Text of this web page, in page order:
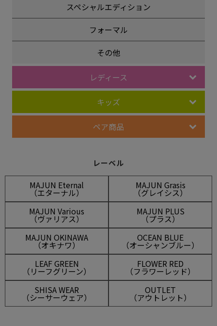
スペシャルエディション
フォーマル
その他
レディース
キッズ
ペア商品
レーベル
MAJUN Eternal
（エターナル）
MAJUN Grasis
（グレイシス）
MAJUN Various
（ヴァリアス）
MAJUN PLUS
（プラス）
MAJUN OKINAWA
（オキナワ）
OCEAN BLUE
（オーシャンブルー）
LEAF GREEN
（リーフグリーン）
FLOWER RED
（フラワーレッド）
SHISA WEAR
（シーサーウェア）
OUTLET
（アウトレット）